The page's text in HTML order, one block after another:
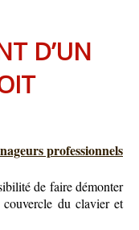
D’UN
professionnels
de faire démonter
couvercle du clavier et